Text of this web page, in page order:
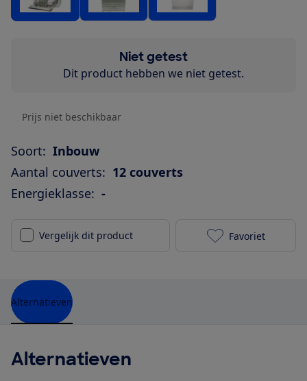
Niet getest
Dit product hebben we niet getest.
Prijs niet beschikbaar
Soort: Inbouw
Aantal couverts: 12 couverts
Energieklasse: -
Vergelijk dit product AEG
Favoriet
Alternatieven
Alternatieven